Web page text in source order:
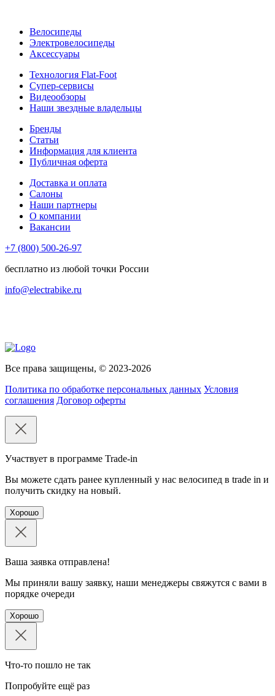
Велосипеды
Электровелосипеды
Аксессуары
Технология Flat-Foot
Супер-сервисы
Видеообзоры
Наши звездные владельцы
Бренды
Статьи
Информация для клиента
Публичная оферта
Доставка и оплата
Салоны
Наши партнеры
О компании
Вакансии
+7 (800) 500-26-97
бесплатно из любой точки России
info@electrabike.ru
Все права защищены, © 2023-2026
Политика по обработке персональных данных Условия
соглашения Договор оферты
Участвует в программе Trade-in
Вы можете сдать ранее купленный у нас велосипед в trade in и
получить скидку на новый.
Хорошо
Ваша заявка отправлена!
Мы приняли вашу заявку, наши менеджеры свяжутся с вами в
порядке очереди
Хорошо
Что-то пошло не так
Попробуйте ещё раз